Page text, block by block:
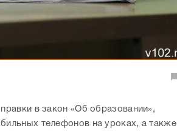
в закон «Об образовании»,
телефонов на уроках, а также